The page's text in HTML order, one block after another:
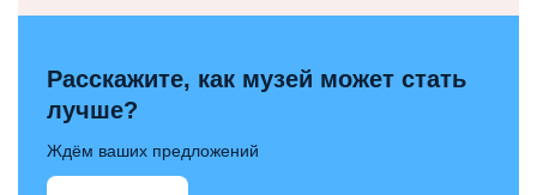
Расскажите, как музей может стать
лучше?
Ждём ваших предложений